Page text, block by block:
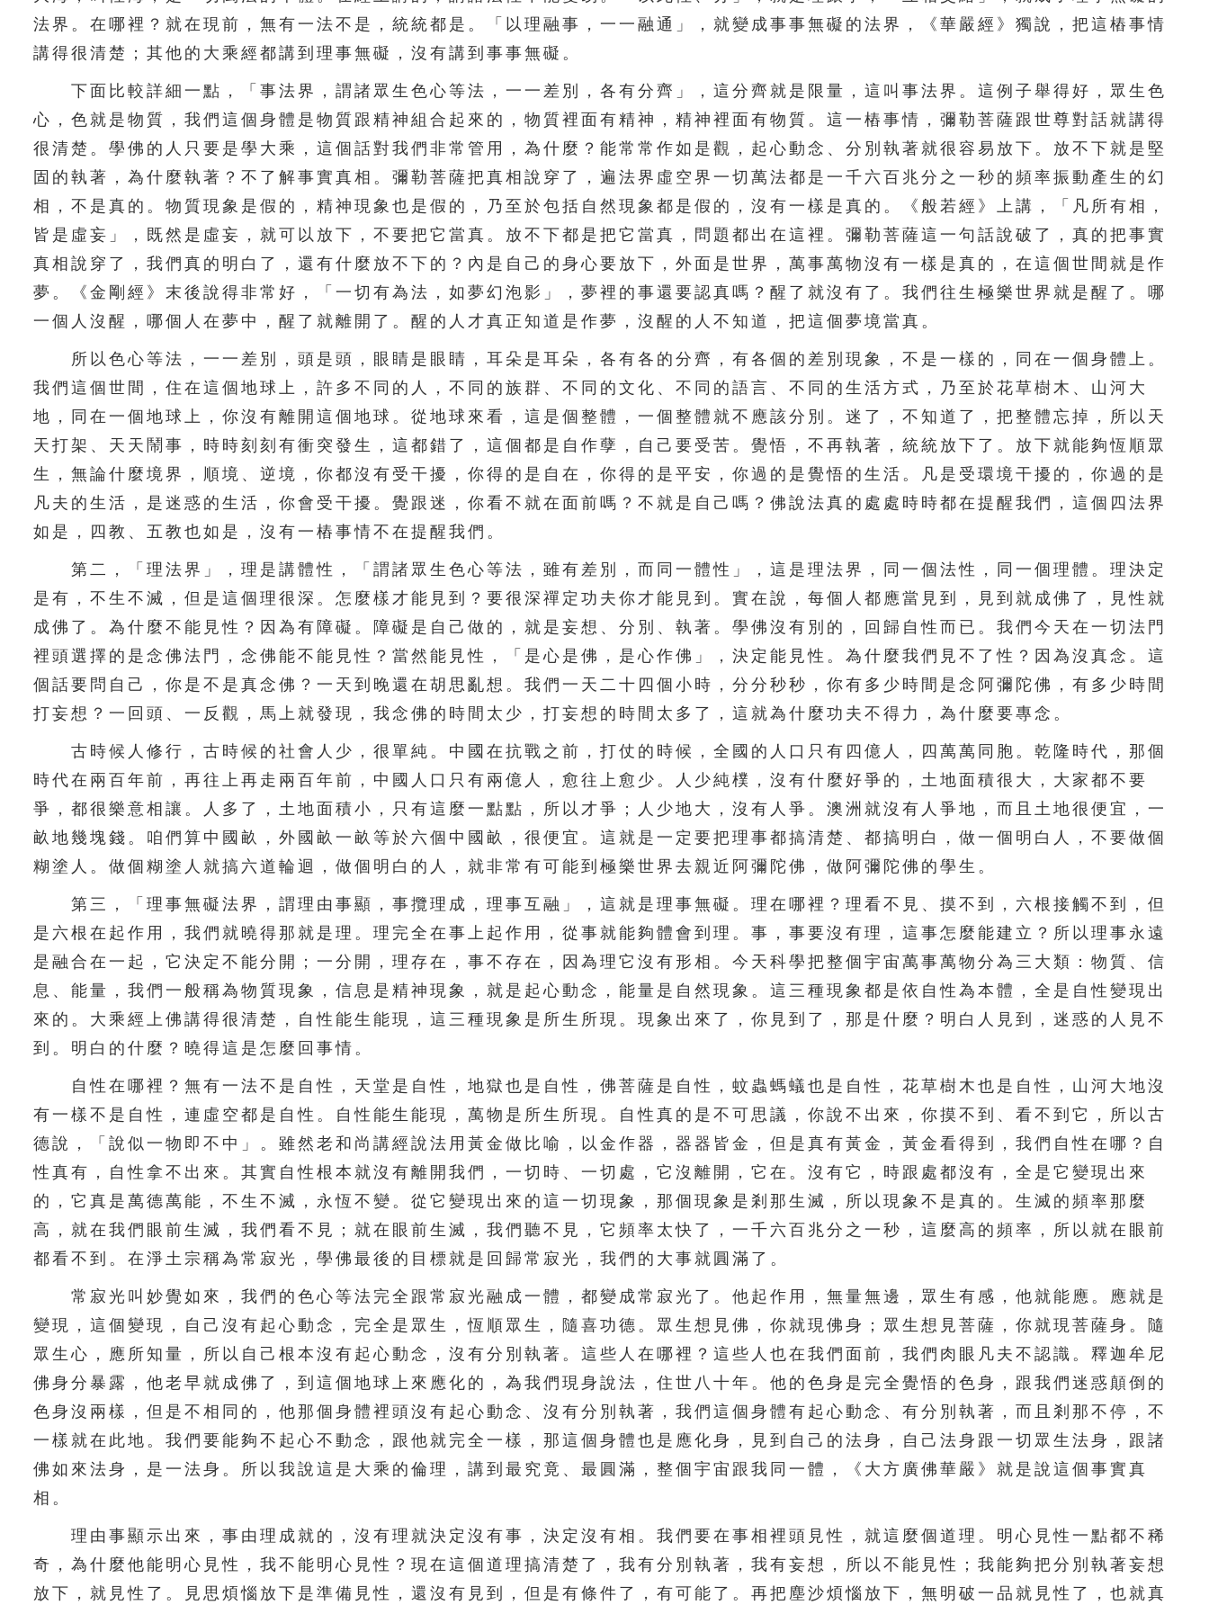
166 167 168 169 170
171 172 173 174 175
176 177 178 179 180
181 182 183 184 185
186 187 188 189 190
196 197 198 199 200
201 202 203 204 205
206 207 208 209 210
211 212 213 214 215
221 222 223 224 225
231 232 233 234 235
241 242 243 244 245
246 247 248 249 250
251 252 253 254 255
256
266 267 268 269 270
281 282 283 284 285
286 287 288 289 290
291 292 293 294 295
296 297 298 299 300
306 307 308 309 310
311 312 313 314 315
316 317 318 319 320
321 322 323 324 325
326 327 328 329 330
336 337 338 339 340
法界。在哪裡？就在現前，無有一法不是，統統都是。「以理融事，一一融通」，就變成事事無礙的法界，《華嚴經》獨說，把這樁事情
講得很清楚；其他的大乘經都講到理事無礙，沒有講到事事無礙。
下面比較詳細一點，「事法界，謂諸眾生色心等法，一一差別，各有分齊」，這分齊就是限量，這叫事法界。這例子舉得好，眾生色
心，色就是物質，我們這個身體是物質跟精神組合起來的，物質裡面有精神，精神裡面有物質。這一樁事情，彌勒菩薩跟世尊對話就講得
很清楚。學佛的人只要是學大乘，這個話對我們非常管用，為什麼？能常常作如是觀，起心動念、分別執著就很容易放下。放不下就是堅
固的執著，為什麼執著？不了解事實真相。彌勒菩薩把真相說穿了，遍法界虛空界一切萬法都是一千六百兆分之一秒的頻率振動產生的幻
相，不是真的。物質現象是假的，精神現象也是假的，乃至於包括自然現象都是假的，沒有一樣是真的。《般若經》上講，「凡所有相，
皆是虛妄」，既然是虛妄，就可以放下，不要把它當真。放不下都是把它當真，問題都出在這裡。彌勒菩薩這一句話說破了，真的把事實
真相說穿了，我們真的明白了，還有什麼放不下的？內是自己的身心要放下，外面是世界，萬事萬物沒有一樣是真的，在這個世間就是作
夢。《金剛經》末後說得非常好，「一切有為法，如夢幻泡影」，夢裡的事還要認真嗎？醒了就沒有了。我們往生極樂世界就是醒了。哪
一個人沒醒，哪個人在夢中，醒了就離開了。醒的人才真正知道是作夢，沒醒的人不知道，把這個夢境當真。
所以色心等法，一一差別，頭是頭，眼睛是眼睛，耳朵是耳朵，各有各的分齊，有各個的差別現象，不是一樣的，同在一個身體上。
我們這個世間，住在這個地球上，許多不同的人，不同的族群、不同的文化、不同的語言、不同的生活方式，乃至於花草樹木、山河大
地，同在一個地球上，你沒有離開這個地球。從地球來看，這是個整體，一個整體就不應該分別。迷了，不知道了，把整體忘掉，所以天
天打架、天天鬧事，時時刻刻有衝突發生，這都錯了，這個都是自作孽，自己要受苦。覺悟，不再執著，統統放下了。放下就能夠恆順眾
生，無論什麼境界，順境、逆境，你都沒有受干擾，你得的是自在，你得的是平安，你過的是覺悟的生活。凡是受環境干擾的，你過的是
凡夫的生活，是迷惑的生活，你會受干擾。覺跟迷，你看不就在面前嗎？不就是自己嗎？佛說法真的處處時時都在提醒我們，這個四法界
如是，四教、五教也如是，沒有一樁事情不在提醒我們。
第二，「理法界」，理是講體性，「謂諸眾生色心等法，雖有差別，而同一體性」，這是理法界，同一個法性，同一個理體。理決定
是有，不生不滅，但是這個理很深。怎麼樣才能見到？要很深禪定功夫你才能見到。實在說，每個人都應當見到，見到就成佛了，見性就
成佛了。為什麼不能見性？因為有障礙。障礙是自己做的，就是妄想、分別、執著。學佛沒有別的，回歸自性而已。我們今天在一切法門
裡頭選擇的是念佛法門，念佛能不能見性？當然能見性，「是心是佛，是心作佛」，決定能見性。為什麼我們見不了性？因為沒真念。這
個話要問自己，你是不是真念佛？一天到晚還在胡思亂想。我們一天二十四個小時，分分秒秒，你有多少時間是念阿彌陀佛，有多少時間
打妄想？一回頭、一反觀，馬上就發現，我念佛的時間太少，打妄想的時間太多了，這就為什麼功夫不得力，為什麼要專念。
古時候人修行，古時候的社會人少，很單純。中國在抗戰之前，打仗的時候，全國的人口只有四億人，四萬萬同胞。乾隆時代，那個
時代在兩百年前，再往上再走兩百年前，中國人口只有兩億人，愈往上愈少。人少純樸，沒有什麼好爭的，土地面積很大，大家都不要
爭，都很樂意相讓。人多了，土地面積小，只有這麼一點點，所以才爭；人少地大，沒有人爭。澳洲就沒有人爭地，而且土地很便宜，一
畝地幾塊錢。咱們算中國畝，外國畝一畝等於六個中國畝，很便宜。這就是一定要把理事都搞清楚、都搞明白，做一個明白人，不要做個
糊塗人。做個糊塗人就搞六道輪迴，做個明白的人，就非常有可能到極樂世界去親近阿彌陀佛，做阿彌陀佛的學生。
第三，「理事無礙法界，謂理由事顯，事攬理成，理事互融」，這就是理事無礙。理在哪裡？理看不見、摸不到，六根接觸不到，但
是六根在起作用，我們就曉得那就是理。理完全在事上起作用，從事就能夠體會到理。事，事要沒有理，這事怎麼能建立？所以理事永遠
是融合在一起，它決定不能分開；一分開，理存在，事不存在，因為理它沒有形相。今天科學把整個宇宙萬事萬物分為三大類：物質、信
息、能量，我們一般稱為物質現象，信息是精神現象，就是起心動念，能量是自然現象。這三種現象都是依自性為本體，全是自性變現出
來的。大乘經上佛講得很清楚，自性能生能現，這三種現象是所生所現。現象出來了，你見到了，那是什麼？明白人見到，迷惑的人見不
到。明白的什麼？曉得這是怎麼回事情。
自性在哪裡？無有一法不是自性，天堂是自性，地獄也是自性，佛菩薩是自性，蚊蟲螞蟻也是自性，花草樹木也是自性，山河大地沒
有一樣不是自性，連虛空都是自性。自性能生能現，萬物是所生所現。自性真的是不可思議，你說不出來，你摸不到、看不到它，所以古
德說，「說似一物即不中」。雖然老和尚講經說法用黃金做比喻，以金作器，器器皆金，但是真有黃金，黃金看得到，我們自性在哪？自
性真有，自性拿不出來。其實自性根本就沒有離開我們，一切時、一切處，它沒離開，它在。沒有它，時跟處都沒有，全是它變現出來
的，它真是萬德萬能，不生不滅，永恆不變。從它變現出來的這一切現象，那個現象是剎那生滅，所以現象不是真的。生滅的頻率那麼
高，就在我們眼前生滅，我們看不見；就在眼前生滅，我們聽不見，它頻率太快了，一千六百兆分之一秒，這麼高的頻率，所以就在眼前
都看不到。在淨土宗稱為常寂光，學佛最後的目標就是回歸常寂光，我們的大事就圓滿了。
常寂光叫妙覺如來，我們的色心等法完全跟常寂光融成一體，都變成常寂光了。他起作用，無量無邊，眾生有感，他就能應。應就是
變現，這個變現，自己沒有起心動念，完全是眾生，恆順眾生，隨喜功德。眾生想見佛，你就現佛身；眾生想見菩薩，你就現菩薩身。隨
眾生心，應所知量，所以自己根本沒有起心動念，沒有分別執著。這些人在哪裡？這些人也在我們面前，我們肉眼凡夫不認識。釋迦牟尼
佛身分暴露，他老早就成佛了，到這個地球上來應化的，為我們現身說法，住世八十年。他的色身是完全覺悟的色身，跟我們迷惑顛倒的
色身沒兩樣，但是不相同的，他那個身體裡頭沒有起心動念、沒有分別執著，我們這個身體有起心動念、有分別執著，而且剎那不停，不
一樣就在此地。我們要能夠不起心不動念，跟他就完全一樣，那這個身體也是應化身，見到自己的法身，自己法身跟一切眾生法身，跟諸
佛如來法身，是一法身。所以我說這是大乘的倫理，講到最究竟、最圓滿，整個宇宙跟我同一體，《大方廣佛華嚴》就是說這個事實真
相。
理由事顯示出來，事由理成就的，沒有理就決定沒有事，決定沒有相。我們要在事相裡頭見性，就這麼個道理。明心見性一點都不稀
奇，為什麼他能明心見性，我不能明心見性？現在這個道理搞清楚了，我有分別執著，我有妄想，所以不能見性；我能夠把分別執著妄想
放下，就見性了。見思煩惱放下是準備見性，還沒有見到，但是有條件了，有可能了。再把塵沙煩惱放下，無明破一品就見性了，也就真